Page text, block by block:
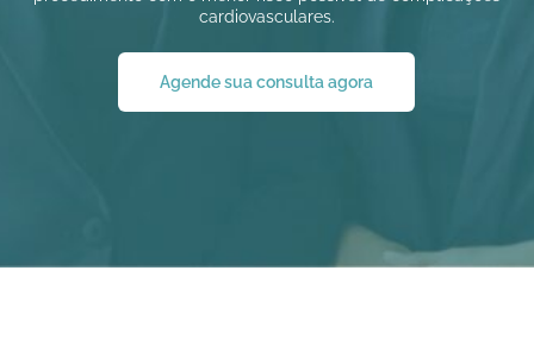
cardiovasculares.
Agende sua consulta agora